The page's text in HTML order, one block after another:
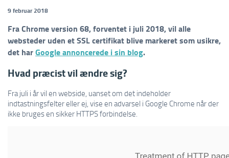
9 februar 2018
Fra Chrome version 68, forventet i juli 2018, vil alle
websteder uden et SSL certifikat blive markeret som usikre,
det harGoogle annoncerede i sin blog.
Hvad præcist vil ændre sig?
Fra juli i år vil en webside, uanset om det indeholder
indtastningsfelter eller ej, vise en advarsel i Google Chrome når der
ikke bruges en sikker HTTPS forbindelse.